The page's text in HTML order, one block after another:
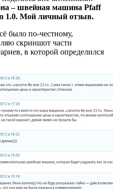
– швейная машина Pfaff
1.0. Мой личный отзыв.
было по-честному,
скриншот части
в которой определился